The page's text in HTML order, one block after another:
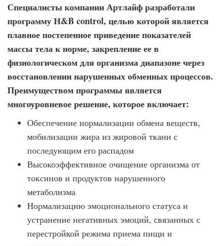
Специалисты компании Артлайф разработали
программу Н&B control, целью которой является
плавное постепенное приведение показателей
массы тела к норме, закрепление ее в
физиологическом для организма диапазоне через
восстановлении нарушенных обменных процессов.
Преимуществом программы является
многоуровневое решение, которое включает:
Обеспечение нормализации обмена веществ,
мобилизации жира из жировой ткани с
последующим его распадом
Высокоэффективное очищение организма от
токсинов и продуктов нарушенного
метаболизма
Нормализацию эмоционального статуса и
устранение негативных эмоций, связанных с
перестройкой режима приема пищи и